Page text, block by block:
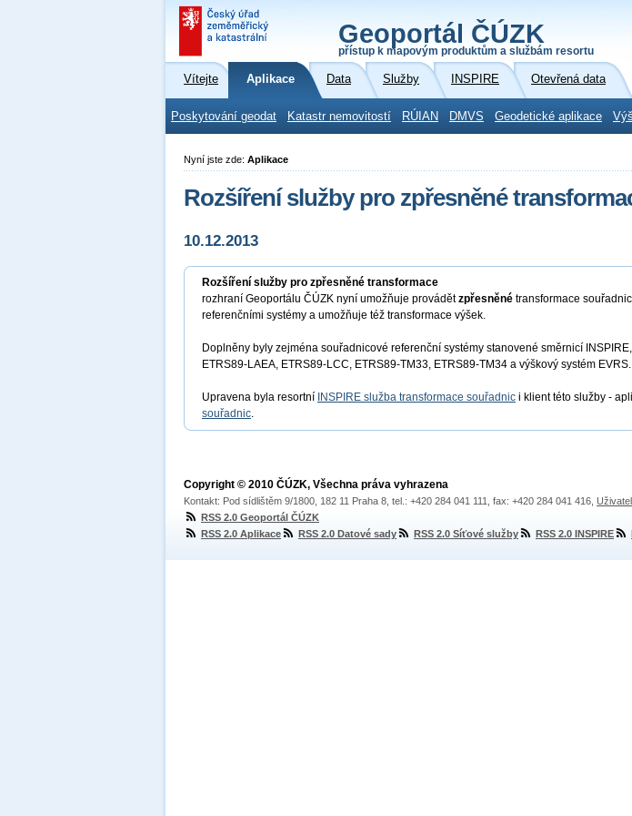
Geoportál ČÚZK
přístup k mapovým produktům a službám resortu
Vítejte Aplikace Data Služby INSPIRE Otevřená data
Poskytování geodat Katastr nemovitostí RÚIAN DMVS Geodetické aplikace
Nyní jste zde: Aplikace
Rozšíření služby pro zpřesněné
10.12.2013
Rozšíření služby pro zpřesněné transformace
rozhraní Geoportálu ČÚZK nyní umožňuje provádětzpřesněné transformace
referenčními systémy a umožňuje též transformace výšek.
Doplněny byly zejména souřadnicové referenční systémy stanovené směrnicí
ETRS89-LAEA, ETRS89-LCC, ETRS89-TM33, ETRS89-TM34 a výškový systém EVRS.
Upravena byla resortní INSPIRE služba transformace souřadnic i klient této služby -
souřadnic.
Copyright © 2010 ČÚZK, Všechna práva vyhrazena
Kontakt: Pod sídlištěm 9/1800, 182 11 Praha 8, tel.: +420 284 041 111, fax: +420 284 041 416,
RSS 2.0 Geoportál ČÚZK
RSS 2.0 Aplikace
RSS 2.0 Datové sady RSS 2.0 Síťové služby RSS 2.0 INSPIRE